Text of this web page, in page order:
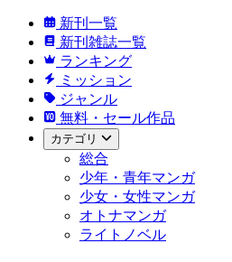
新刊一覧
新刊雑誌一覧
ランキング
ミッション
ジャンル
無料・セール作品
カテゴリ
総合
少年・青年マンガ
少女・女性マンガ
オトナマンガ
ライトノベル